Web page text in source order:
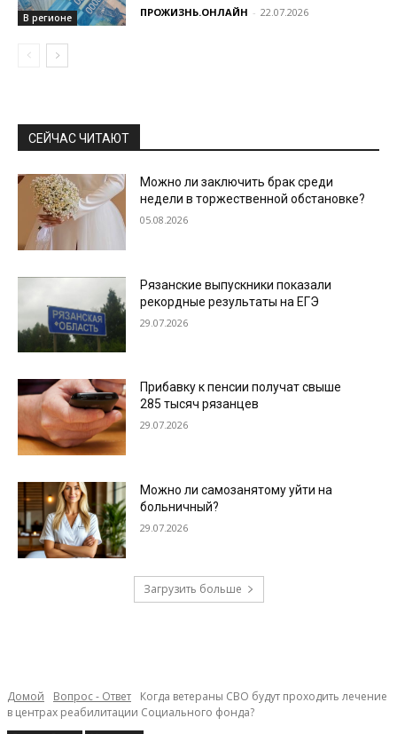
В регионе ПРОЖИЗНЬ.ОНЛАЙН - 22.07.2026
СЕЙЧАС ЧИТАЮТ
Можно ли заключить брак среди
недели в торжественной обстановке?
05.08.2026
Рязанские выпускники показали
рекордные результаты на ЕГЭ
29.07.2026
Прибавку к пенсии получат свыше
285 тысяч рязанцев
29.07.2026
Можно ли самозанятому уйти на
больничный?
29.07.2026
Загрузить больше